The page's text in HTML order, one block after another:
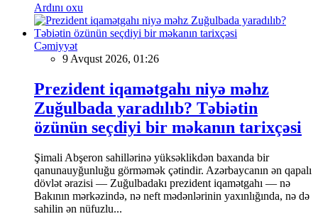
Ardını oxu
Cəmiyyət
9 Avqust 2026, 01:26
Prezident iqamətgahı niyə məhz
Zuğulbada yaradılıb? Təbiətin
özünün seçdiyi bir məkanın tarixçəsi
Şimali Abşeron sahillərinə yüksəklikdən baxanda bir
qanunauyğunluğu görməmək çətindir. Azərbaycanın ən qapalı
dövlət ərazisi — Zuğulbadakı prezident iqamətgahı — nə
Bakının mərkəzində, nə neft mədənlərinin yaxınlığında, nə də
sahilin ən nüfuzlu...